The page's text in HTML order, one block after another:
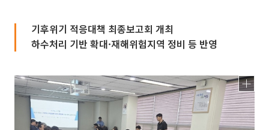
기후위기 적응대책 최종보고회 개최
하수처리 기반 확대·재해위험지역 정비 등 반영